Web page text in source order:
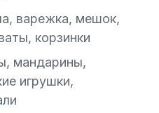
варежка, мешок,
корзинки
мандарины,
игрушки,